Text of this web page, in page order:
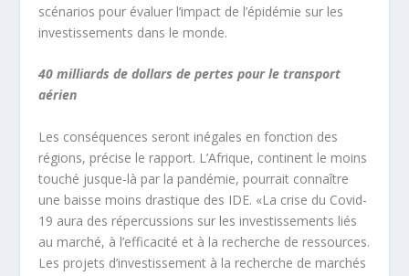
scénarios pour évaluer l’impact de l’épidémie sur les
investissements dans le monde.
40 milliards de dollars de pertes pour le transport
aérien
Les conséquences seront inégales en fonction des
régions, précise le rapport. L’Afrique, continent le moins
touché jusque-là par la pandémie, pourrait connaître
une baisse moins drastique des IDE. «La crise du Covid-
19 aura des répercussions sur les investissements liés
au marché, à l’efficacité et à la recherche de ressources.
Les projets d’investissement à la recherche de marchés